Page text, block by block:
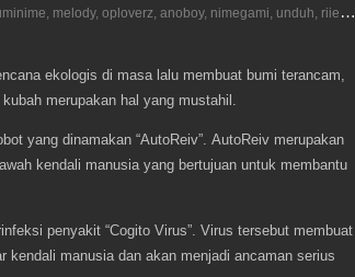
D
onlod nonton streaming video, anoboy, otakudesu, meownime, anitoki, meguminime, melody, oploverz, anoboy, nimegami, unduh, riie net, drivenime, myanimelist, MAL, kusonime, neonime, bstation, maxnime, animeindo, Netflix, crunchyroll, neonime, samehadaku, streaming, otakupoi, awsubs, anibatch, anikyojin, nekonime, kurogaze, zippyshare, vidio google drive, Muse Indonesia, iQIYI, Viu, Ani-One Asia, Animenonton, Otaku desu, Mangaku, Anibatch,Vidio, Genflix, Amazon Prime Video, Terlengkap Google Drive 240p, 3GP, Muse Indonesia.
ekologis di masa lalu membuat bumi terancam,
merupakan hal yang mustahil.
yang dinamakan “AutoReiv”. AutoReiv merupakan
kendali manusia yang bertujuan untuk membantu
penyakit “Cogito Virus”. Virus tersebut membuat
kendali manusia dan akan menjadi ancaman serius